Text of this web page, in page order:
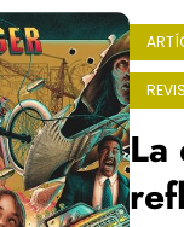
La